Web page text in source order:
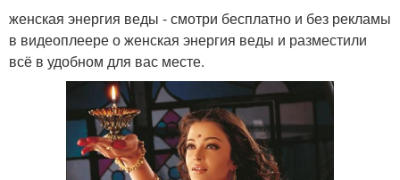
женская энергия веды - смотри бесплатно и без рекламы
в видеоплеере о женская энергия веды и разместили
всё в удобном для вас месте.